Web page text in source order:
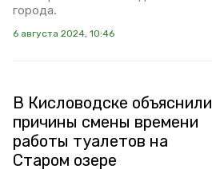
города.
6 августа 2024, 10:46
В Кисловодске объяснили
причины смены времени
работы туалетов на
Старом озере